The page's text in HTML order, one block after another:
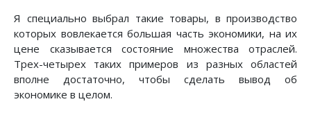
Я специально выбрал такие товары, в производство
которых вовлекается большая часть экономики, на их
цене сказывается состояние множества отраслей.
Трех-четырех таких примеров из разных областей
вполне достаточно, чтобы сделать вывод об
экономике в целом.